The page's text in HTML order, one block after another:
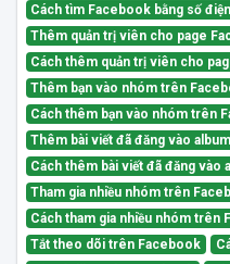
Cách tìm Facebook bằng số
Thêm quản trị viên cho page
Cách thêm quản trị viên cho
Thêm bạn vào nhóm trên
Cách thêm bạn vào nhóm trên
Thêm bài viết đã đăng vào
Cách thêm bài viết đã đăng vào
Tham gia nhiều nhóm trên
Cách tham gia nhiều nhóm trên
Tắt theo dõi trên Facebook